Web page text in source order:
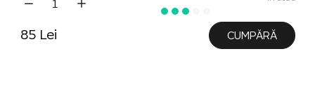
85 Lei CUMPĂRĂ